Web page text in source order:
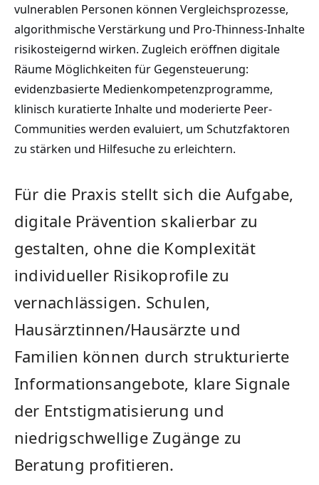
vulnerablen Personen können Vergleichsprozesse,
algorithmische Verstärkung und Pro-Thinness-Inhalte
risikosteigernd wirken. Zugleich eröffnen digitale
Räume Möglichkeiten für Gegensteuerung:
evidenzbasierte Medienkompetenzprogramme,
klinisch kuratierte Inhalte und moderierte Peer-
Communities werden evaluiert, um Schutzfaktoren
zu stärken und Hilfesuche zu erleichtern.
Für die Praxis stellt sich die Aufgabe,
digitale Prävention skalierbar zu
gestalten, ohne die Komplexität
individueller Risikoprofile zu
vernachlässigen. Schulen,
Hausärztinnen/Hausärzte und
Familien können durch strukturierte
Informationsangebote, klare Signale
der Entstigmatisierung und
niedrigschwellige Zugänge zu
Beratung profitieren.